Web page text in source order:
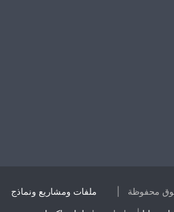
ملفات ومشاريع ونماذج